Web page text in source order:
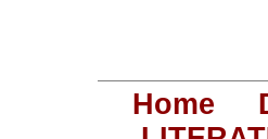
Home